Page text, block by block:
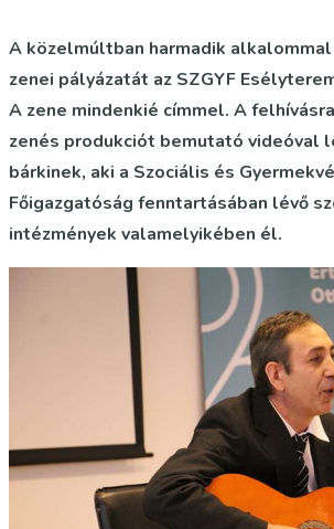
A közelmúltban harmadik
zenei pályázatát az SZGYF
A zene mindenkié címmel. A
zenés produkciót bemutató videóval
bárkinek, aki a Szociális és
Főigazgatóság fenntartásában lévő
intézmények valamelyikében él.